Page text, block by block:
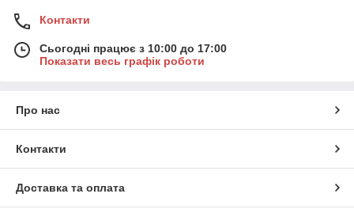
Контакти
Сьогодні працює з 10:00 до 17:00
Показати весь графік роботи
Про нас
Контакти
Доставка та оплата